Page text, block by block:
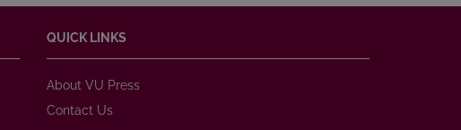
QUICK LINKS
About VU Press
Contact Us